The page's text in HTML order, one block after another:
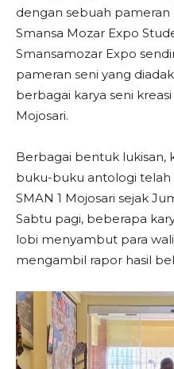
dengan sebuah pameran
Smansa Mozar Expo
Smansamozar Expo
pameran seni yang
berbagai karya seni kreasi
Mojosari.
Berbagai bentuk lukisan,
buku-buku antologi
SMAN 1 Mojosari sejak
Sabtu pagi, beberapa
lobi menyambut para
mengambil rapor hasil